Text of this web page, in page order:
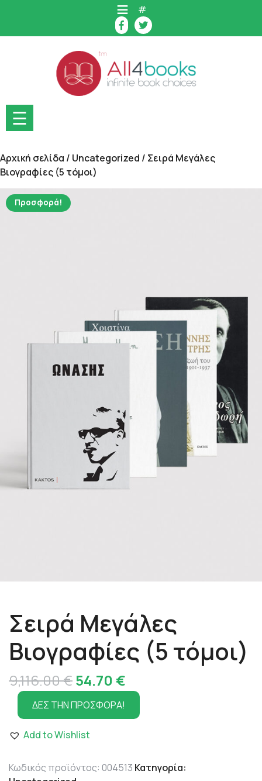
content
#
☰
Αρχική σελίδα / Uncategorized / Σειρά Μεγάλες
Βιογραφίες (5 τόμοι)
Προσφορά!
Σειρά Μεγάλες
Βιογραφίες (5 τόμοι)
9,116.00€Original
price
was:
9,116.00 €.
54.70 €
τρέχουσα
τιμή
54.70 €.
ΔΕΣ ΤΗΝ ΠΡΟΣΦΟΡΑ!
Add to Wishlist
Κωδικός προϊόντος: 004513 Κατηγορία: